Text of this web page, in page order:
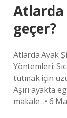
Atlarda
geçer?
Atlarda Ayak
Yöntemleri:
tutmak için
Aşırı ayakta
makale…• 6